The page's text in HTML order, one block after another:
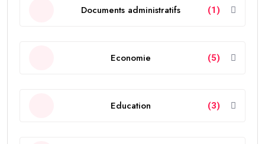
Documents administratifs (1)
Economie (5)
Education (3)